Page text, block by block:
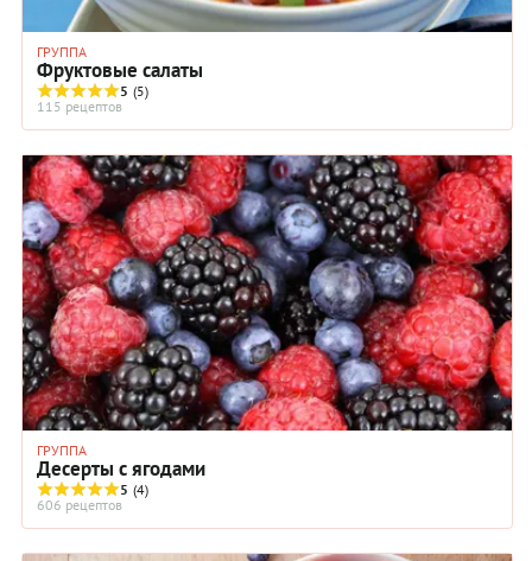
ГРУППА
Фруктовые салаты
5 (5)
115 рецептов
ГРУППА
Десерты с ягодами
5 (4)
606 рецептов